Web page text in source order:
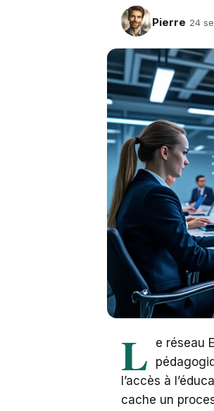
Pierre 24
L
e réseau
l’accès à
cache un